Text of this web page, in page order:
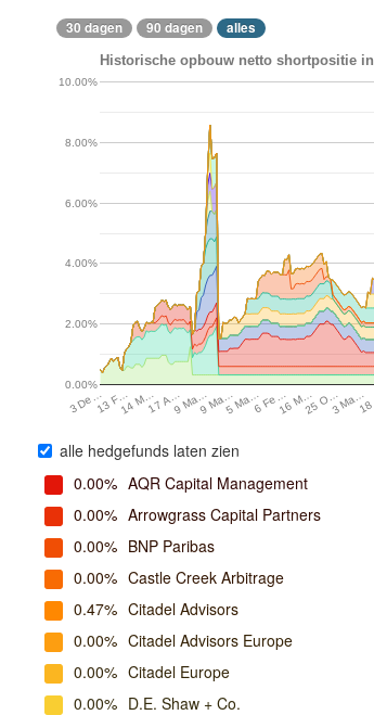
30 dagen 90 dagen alles
Historische opbouw netto shortpositie
3 De…13 F…14 M…17 A…9 Ma…9 Ma…5 Ma…6 Fe…16 M…25 O…3 Ma…
0.00%
2.00%
4.00%
6.00%
8.00%
10.00%
alle hedgefunds laten zien
0.00% AQR Capital Management
0.00% Arrowgrass Capital Partners
0.00% BNP Paribas
0.00% Castle Creek Arbitrage
0.47% Citadel Advisors
0.00% Citadel Advisors Europe
0.00% Citadel Europe
0.00% D.E. Shaw + Co.